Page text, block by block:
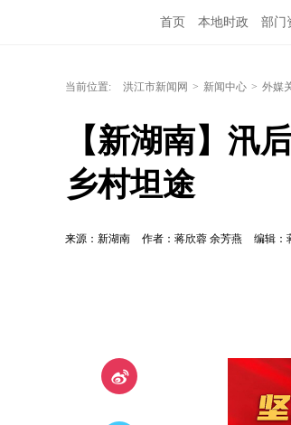
首页 本地时政 部门
当前位置: 洪江市新闻网 > 新闻中心 > 外媒
【新湖南】汛
乡村坦途
来源：新湖南 作者：蒋欣蓉 余芳燕 编辑：